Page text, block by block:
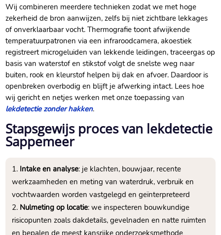
Wij combineren meerdere technieken zodat we met hoge
zekerheid de bron aanwijzen, zelfs bij niet zichtbare lekkages
of onverklaarbaar vocht.​ Thermografie toont afwijkende
temperatuurpatronen via een infraroodcamera, akoestiek
registreert microgeluiden van lekkende leidingen, traceergas op
basis van waterstof en stikstof volgt de snelste weg naar
buiten, rook en kleurstof helpen bij dak en afvoer.​ Daardoor is
openbreken overbodig en blijft je afwerking intact.​ Lees hoe
wij gericht en netjes werken met onze toepassing van
lekdetectie zonder hakken.​
Stapsgewijs proces van lekdetectie
Sappemeer
Intake en analyse: je klachten, bouwjaar, recente
werkzaamheden en meting van waterdruk, verbruik en
vochtwaarden worden vastgelegd en geïnterpreteerd
Nulmeting op locatie: we inspecteren bouwkundige
risicopunten zoals dakdetails, gevelnaden en natte ruimten